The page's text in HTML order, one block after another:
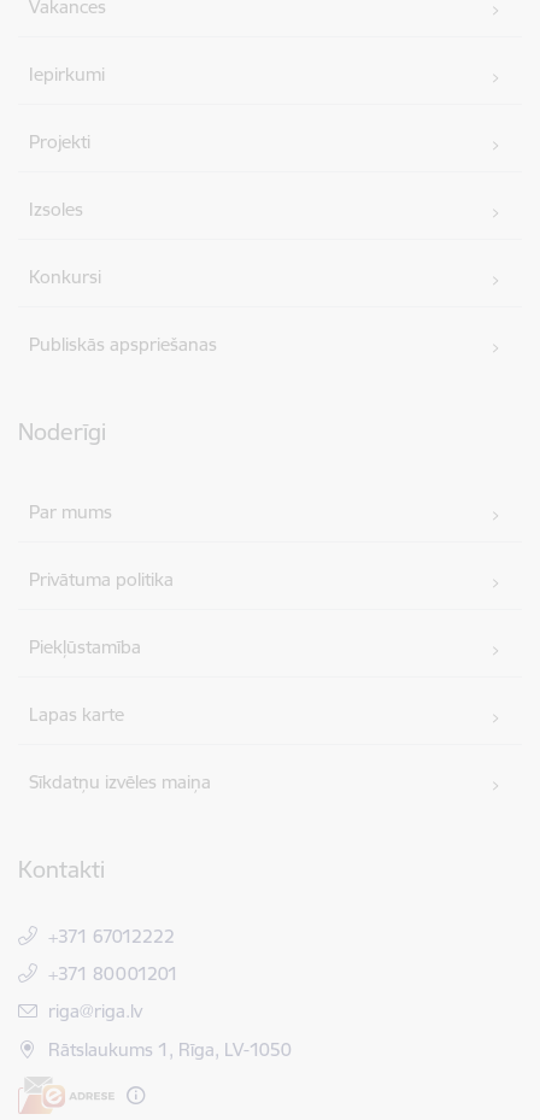
Vakances
Iepirkumi
Projekti
Izsoles
Konkursi
Publiskās apspriešanas
Noderīgi
Par mums
Privātuma politika
Piekļūstamība
Lapas karte
Sīkdatņu izvēles maiņa
Kontakti
+371 67012222
+371 80001201
E-pasts:
riga@riga.lv
Rātslaukums 1, Rīga, LV-1050